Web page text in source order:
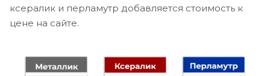
ксералик и перламутр добавляется стоимость к
цене на сайте.